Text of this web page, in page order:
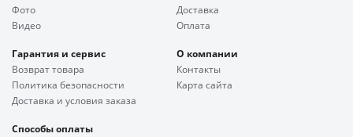
Фото
Видео
Доставка
Оплата
Гарантия и сервис
Возврат товара
Политика безопасности
Доставка и условия заказа
О компании
Контакты
Карта сайта
Способы оплаты